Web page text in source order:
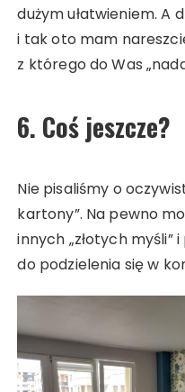
dużym ułatwieniem. A
i tak oto mam
z którego do Was
6. Coś jeszcze?
Nie pisaliśmy o
kartony”. Na pewno
innych „złotych myśli”
do podzielenia się w